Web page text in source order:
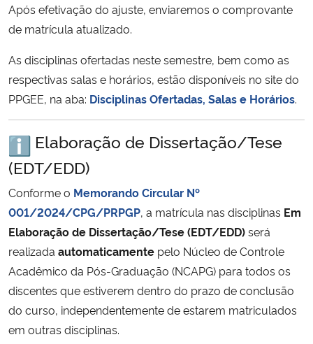
Ministério da Mulher, da Família e dos Direitos Humanos
Secretaria de Governo
Gabinete de Segurança Institucional
Advocacia-Geral da União
Banco Central do Brasil
Planalto
Após efetivação do ajuste, enviaremos o comprovante
de matrícula atualizado.
As disciplinas ofertadas neste semestre, bem como as
respectivas salas e horários, estão disponíveis no site do
PPGEE, na aba: Disciplinas Ofertadas, Salas e Horários.
Elaboração de Dissertação/Tese
(EDT/EDD)
Conforme o Memorando Circular Nº
001/2024/CPG/PRPGP, a matrícula nas disciplinas Em
Elaboração de Dissertação/Tese (EDT/EDD)será
realizada automaticamente pelo Núcleo de Controle
Acadêmico da Pós-Graduação (NCAPG) para todos os
discentes que estiverem dentro do prazo de conclusão
do curso, independentemente de estarem matriculados
em outras disciplinas.